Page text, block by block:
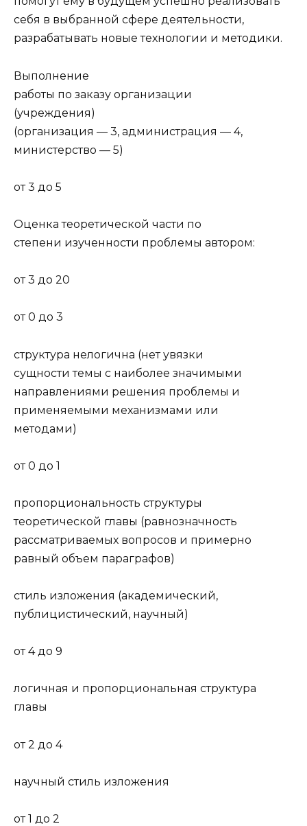
себя в выбранной сфере деятельности,
разрабатывать новые технологии и методики.
Выполнение
работы по заказу организации
(учреждения)
(организация — 3, администрация — 4,
министерство — 5)
от 3 до 5
Оценка теоретической части по
степени изученности проблемы автором:
от 3 до 20
от 0 до 3
структура нелогична (нет увязки
сущности темы с наибо­лее значимыми
направлениями решения проблемы и
при­меняемыми механизмами или
методами)
от 0 до 1
пропорциональность структуры
теоретической главы (рав­нозначность
рассматриваемых вопросов и примерно
рав­ный объем параграфов)
стиль изложения (академический,
публицистический, на­учный)
от 4 до 9
логичная и пропорциональная структура
главы
от 2 до 4
научный стиль изложения
от 1 до 2